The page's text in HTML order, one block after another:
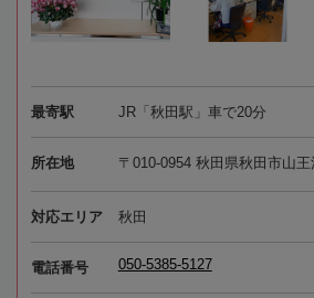
最寄駅 JR「秋田駅」車で20分
所在地 〒010-0954 秋田県秋田市山
対応エリア 秋田
電話番号 050-5385-5127